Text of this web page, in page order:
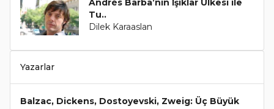
Andrés Barba’nın Işıklar Ülkesi ile
Tu..
Dilek Karaaslan
Yazarlar
Balzac, Dickens, Dostoyevski, Zweig: Üç Büyük